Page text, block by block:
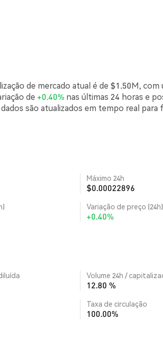
de mercado atual é de $1.50M, com
de +0.40% nas últimas 24 horas e
são atualizados em tempo real para
Máximo 24h
$0.00022896
Variação de preço (24h)
+0.40%
Volume 24h /
12.80 %
Taxa de circulação
100.00%